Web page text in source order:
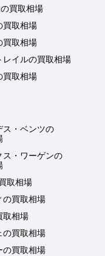
買取相場
買取相場
買取相場
レイルの買取相場
買取相場
ス・ベンツの
ス・ワーゲンの
取相場
の買取相場
取相場
の買取相場
の買取相場